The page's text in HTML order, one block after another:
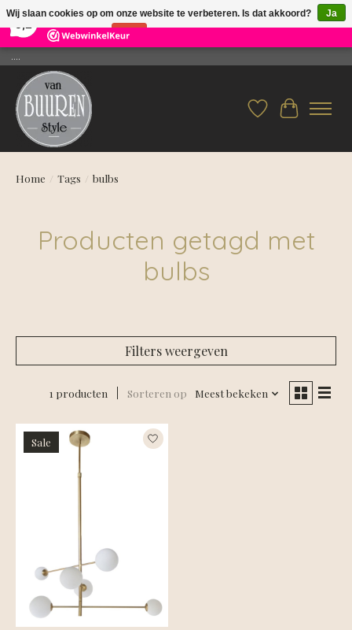
26 Reviews ×
....
Verlanglijst
Home / Tags / bulbs
Producten getagd met
bulbs
Filters weergeven
1 producten Sorteren op Meest bekeken
Sale
Wij slaan cookies op om onze website te verbeteren. Is dat akkoord?
Ja
Nee